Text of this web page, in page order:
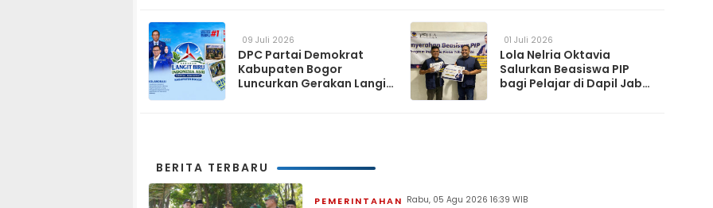
09 Juli 2026
DPC Partai Demokrat
Kabupaten Bogor
Luncurkan Gerakan Langit
01 Juli 2026
Lola Nelria Oktavia
Salurkan Beasiswa PIP
bagi Pelajar di Dapil Jabar
BERITA TERBARU
PEMERINTAHAN Rabu, 05 Agu 2026 16:39 WIB